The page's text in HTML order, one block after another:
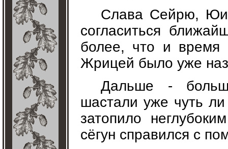
Слава Сейрю, Юи-
согласиться
более, что и время
Жрицей было уже
Дальше -
шастали уже чуть
затопило
сёгун справился с